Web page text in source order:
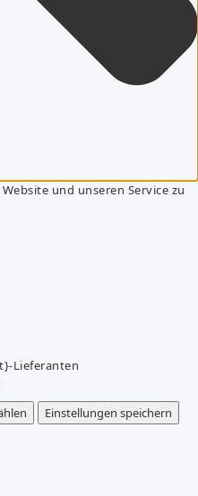
und unseren Service zu
Lieferanten
Einstellungen speichern